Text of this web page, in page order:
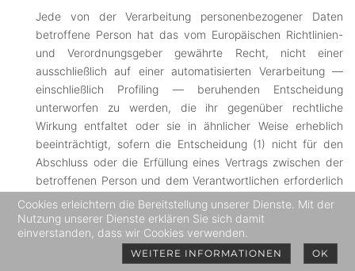
Jede von der Verarbeitung personenbezogener Daten
betroffene Person hat das vom Europäischen Richtlinien-
und Verordnungsgeber gewährte Recht, nicht einer
ausschließlich auf einer automatisierten Verarbeitung —
einschließlich Profiling — beruhenden Entscheidung
unterworfen zu werden, die ihr gegenüber rechtliche
Wirkung entfaltet oder sie in ähnlicher Weise erheblich
beeinträchtigt, sofern die Entscheidung (1) nicht für den
Abschluss oder die Erfüllung eines Vertrags zwischen der
betroffenen Person und dem Verantwortlichen erforderlich
ist, oder (2) aufgrund von Rechtsvorschriften der Union
oder der Mitgliedstaaten, denen der Verantwortliche
unterliegt, zulässig ist und diese Rechtsvorschriften
angemessene Maßnahmen zur Wahrung der Rechte und
Cookies erleichtern die Bereitstellung unserer Dienste. Mit der
Nutzung unserer Dienste erklären Sie sich damit
einverstanden, dass wir Cookies verwenden.
WEITERE INFORMATIONEN OK